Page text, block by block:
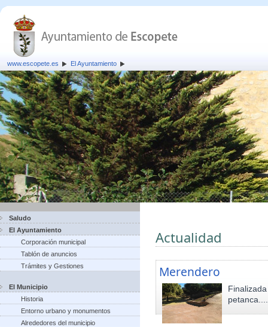
www.escopete.es El Ayuntamiento
Saludo
El Ayuntamiento
Corporación municipal
Tablón de anuncios
Trámites y Gestiones
El Municipio
Historia
Entorno urbano y monumentos
Alrededores del municipio
Actualidad
Merendero